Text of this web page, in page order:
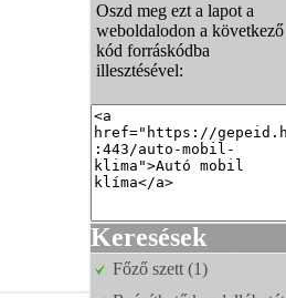
Oszd meg ezt a lapot a
weboldalodon a következő
kód forráskódba
illesztésével:
Keresések
Főző szett (1)